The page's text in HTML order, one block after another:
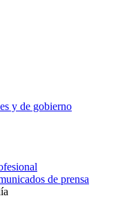
y de gobierno
de prensa